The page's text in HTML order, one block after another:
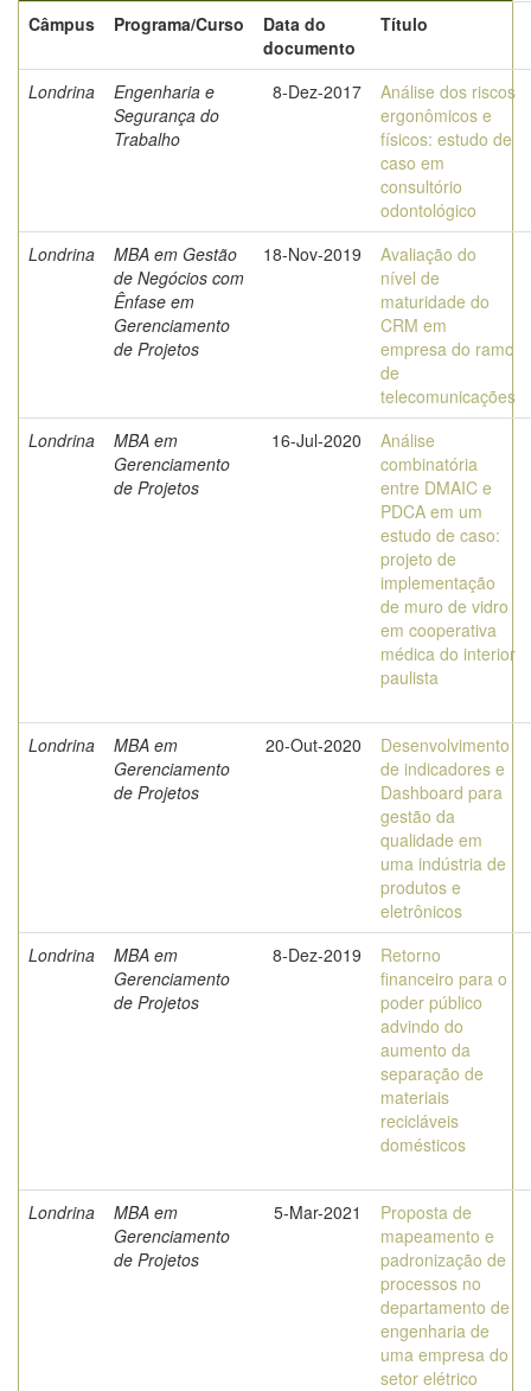
Câmpus
Programa/Curso
Data do
documento
Título
Londrina
Engenharia e
Segurança do
Trabalho
8-Dez-2017
Análise dos riscos
ergonômicos e
físicos: estudo de
caso em
consultório
odontológico
Londrina
MBA em Gestão
de Negócios com
Ênfase em
Gerenciamento
de Projetos
18-Nov-2019
Avaliação do
nível de
maturidade do
CRM em
empresa do ramo
de
telecomunicações
Londrina
MBA em
Gerenciamento
de Projetos
16-Jul-2020
Análise
combinatória
entre DMAIC e
PDCA em um
estudo de caso:
projeto de
implementação
de muro de vidro
em cooperativa
médica do interior
paulista
Londrina
MBA em
Gerenciamento
de Projetos
20-Out-2020
Desenvolvimento
de indicadores e
Dashboard para
gestão da
qualidade em
uma indústria de
produtos e
eletrônicos
Londrina
MBA em
Gerenciamento
de Projetos
8-Dez-2019
Retorno
financeiro para o
poder público
advindo do
aumento da
separação de
materiais
recicláveis
domésticos
Londrina
MBA em
Gerenciamento
de Projetos
5-Mar-2021
Proposta de
mapeamento e
padronização de
processos no
departamento de
engenharia de
uma empresa do
setor elétrico